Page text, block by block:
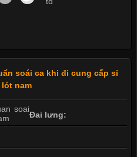
soái ca khi đi cung cấp sỉ
nam
Đai lưng: